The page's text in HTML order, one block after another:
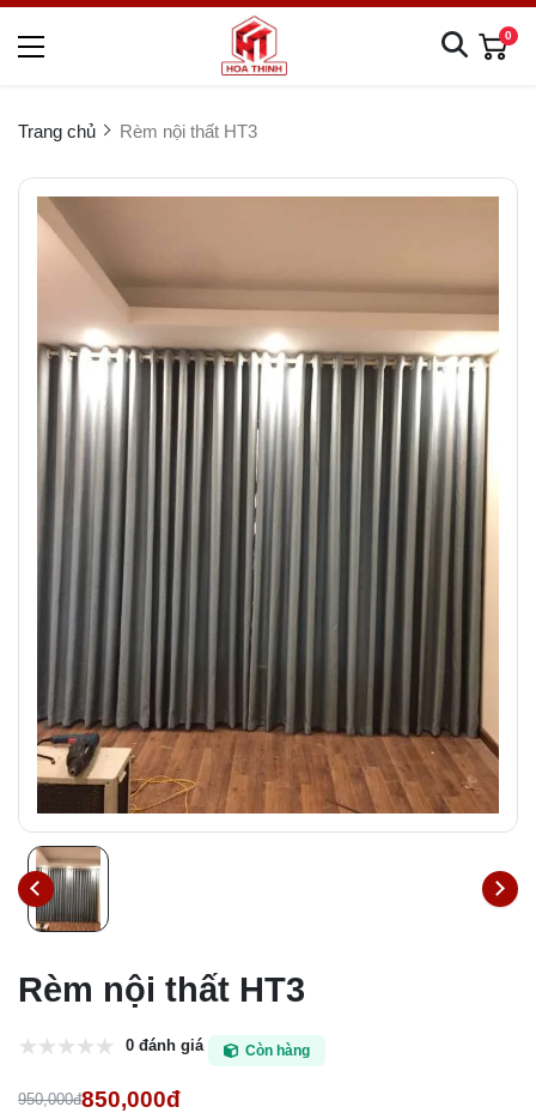
0
Trang chủ Rèm nội thất HT3
Rèm nội thất HT3
0 đánh giá Còn hàng
950,000đ850,000đ